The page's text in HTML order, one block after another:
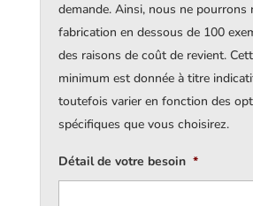
demande. Ainsi, nous ne pourrons
fabrication en dessous de 100
des raisons de coût de revient.
minimum est donnée à titre
toutefois varier en fonction des
spécifiques que vous choisirez.
Détail de votre besoin *